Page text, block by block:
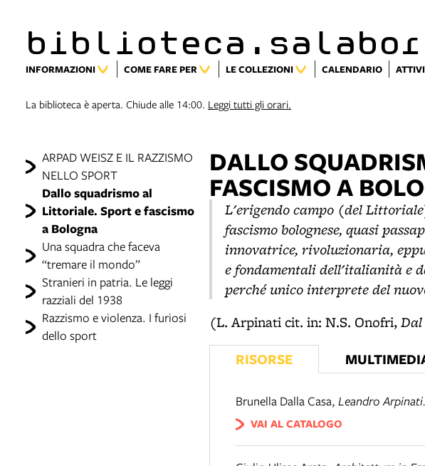
INFORMAZIONI COME FARE PER LE COLLEZIONI CALENDARIO
La biblioteca è aperta. Chiude alle 14:00. Leggi tutti gli orari.
ARPAD WEISZ E IL RAZZISMO
NELLO SPORT
Dallo squadrismo al
Littoriale. Sport e fascismo
a Bologna
Una squadra che faceva
“tremare il mondo”
Stranieri in patria. Le leggi
razziali del 1938
Razzismo e violenza. I furiosi
dello sport
DALLO
FASCISMO A
L'erigendo campo (del
fascismo bolognese, quasi
innovatrice, rivoluzionaria,
e fondamentali dell'italianità e
perché unico interprete del
(L. Arpinati cit. in: N.S. Onofri,
RISORSE
Brunella Dalla Casa, Leandro
VAI AL CATALOGO